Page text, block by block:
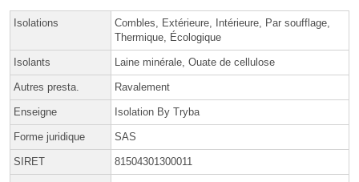
Isolations
Combles, Extérieure, Intérieure, Par soufflage,
Thermique, Écologique
Isolants Laine minérale, Ouate de cellulose
Autres presta. Ravalement
Enseigne Isolation By Tryba
Forme juridique SAS
SIRET 81504301300011